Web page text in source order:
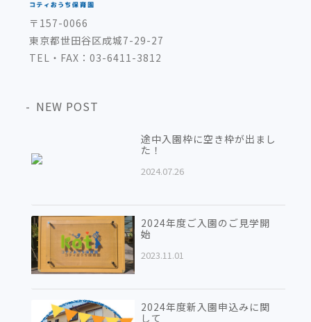
〒157-0066
東京都世田谷区成城7-29-27
TEL・FAX：03-6411-3812
NEW POST
途中入園枠に空き枠が出まし
た！
2024.07.26
2024年度ご入園のご見学開
始
2023.11.01
2024年度新入園申込みに関
して